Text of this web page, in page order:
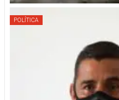
POLÍTICA